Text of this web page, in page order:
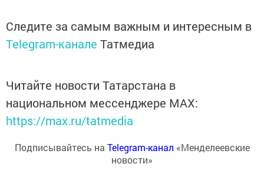
Следите за самым важным и интересным в
Telegram-канале Татмедиа
Читайте новости Татарстана в
национальном мессенджере MАХ:
https://max.ru/tatmedia
Подписывайтесь на Telegram-канал «Менделеевские
новости»